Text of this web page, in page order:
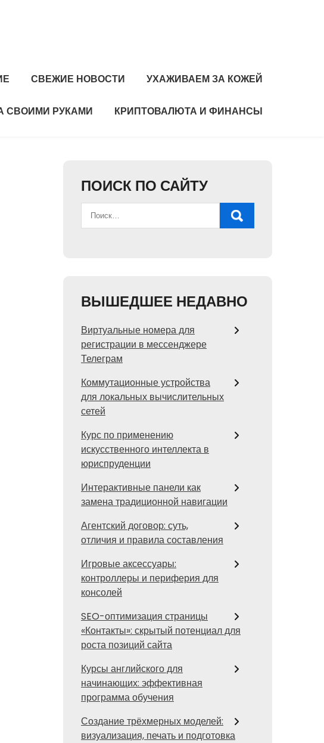
СВЕЖИЕ НОВОСТИ УХАЖИВАЕМ ЗА КОЖЕЙ
СВОИМИ РУКАМИ КРИПТОВАЛЮТА И ФИНАНСЫ
ПОИСК ПО САЙТУ
ВЫШЕДШЕЕ НЕДАВНО
Виртуальные номера для
регистрации в мессенджере
Телеграм
Коммутационные устройства
для локальных вычислительных
сетей
Курс по применению
искусственного интеллекта в
юриспруденции
Интерактивные панели как
замена традиционной навигации
Агентский договор: суть,
отличия и правила составления
Игровые аксессуары:
контроллеры и периферия для
консолей
SEO-оптимизация страницы
«Контакты»: скрытый потенциал для
роста позиций сайта
Курсы английского для
начинающих: эффективная
программа обучения
Создание трёхмерных моделей:
визуализация, печать и подготовка